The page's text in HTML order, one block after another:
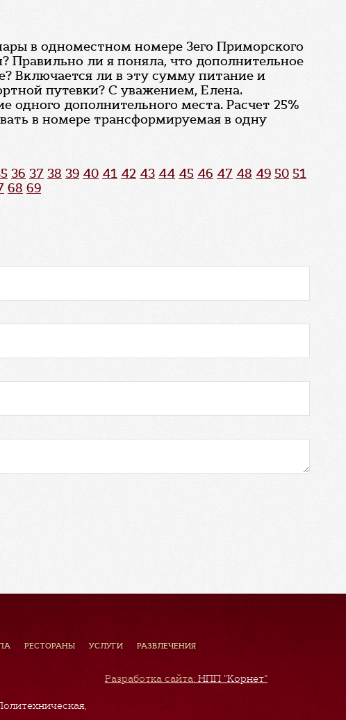
в одноместном номере 3его Приморского
Правильно ли я поняла, что дополнительное
Включается ли в эту сумму питание и
путевки? С уважением, Елена.
дополнительного места. Расчет 25%
в номере трансформируемая в одну
36 37 38 39 40 41 42 43 44 45 46 47 48 49 50 51
68 69
РЕСТОРАНЫ УСЛУГИ РАЗВЛЕЧЕНИЯ
Разработка сайта: НПП "Корнет"